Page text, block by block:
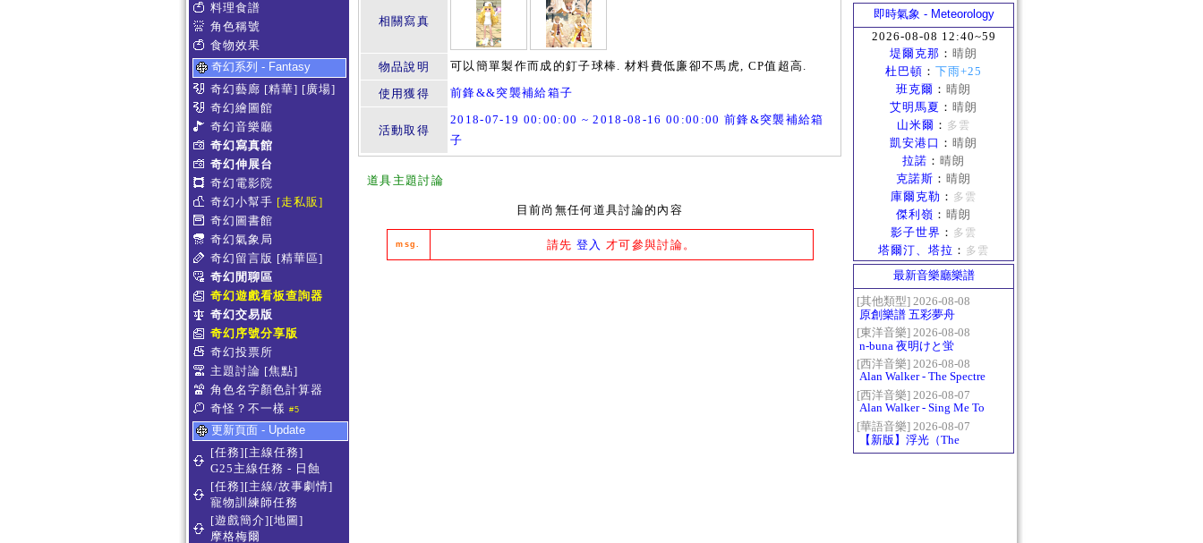
料理食譜
角色稱號
食物效果
奇幻系列 - Fantasy
奇幻藝廊 [精華] [廣場]
奇幻繪圖館
奇幻音樂廳
奇幻寫真館
奇幻伸展台
奇幻電影院
奇幻小幫手 [走私販]
奇幻圖書館
奇幻氣象局
奇幻留言版 [精華區]
奇幻閒聊區
奇幻遊戲看板查詢器
奇幻交易版
奇幻序號分享版
奇幻投票所
主題討論 [焦點]
角色名字顏色計算器
奇怪？不一樣 #5
更新頁面 - Update
[任務][主線任務]
G25主線任務 - 日蝕
[任務][主線/故事劇情]
寵物訓練師任務
[遊戲簡介][地圖]
摩格梅爾
相關寫真
物品說明 可以簡單製作而成的釘子球棒. 材料費低廉卻不馬虎, CP值超高.
使用獲得 前鋒&&突襲補給箱子
活動取得
2018-07-19 00:00:00 ~ 2018-08-16 00:00:00 前鋒&突襲補給箱
子
道具主題討論
目前尚無任何道具討論的內容
msg. 請先 登入 才可參與討論。
即時氣象 - Meteorology
2026-08-08 12:40~59
堤爾克那 ： 晴朗
杜巴頓 ： 下雨+25
班克爾 ： 晴朗
艾明馬夏 ： 晴朗
山米爾 ： 多雲
凱安港口 ： 晴朗
拉諾 ： 晴朗
克諾斯 ： 晴朗
庫爾克勒 ： 多雲
傑利嶺 ： 晴朗
影子世界 ： 多雲
塔爾汀、塔拉 ： 多雲
最新音樂廳樂譜
[其他類型] 2026-08-08
原創樂譜 五彩夢舟
[東洋音樂] 2026-08-08
n-buna 夜明けと蛍
[西洋音樂] 2026-08-08
Alan Walker - The Spectre
[西洋音樂] 2026-08-07
Alan Walker - Sing Me To
Sleep
[華語音樂] 2026-08-07
【新版】浮光（The
History）：六和弦